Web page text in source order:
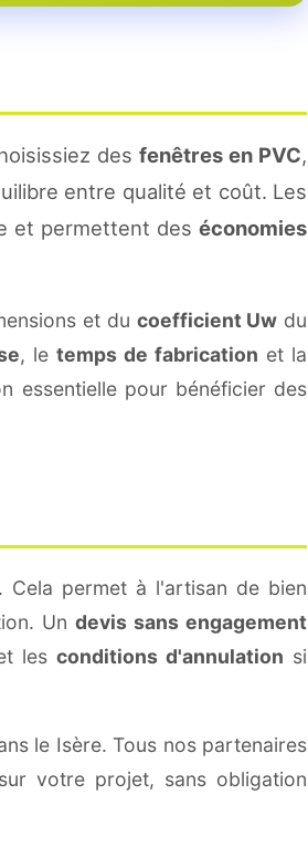
desfenêtres en PVC,
entre qualité et coût. Les
et permettent deséconomies
et du coefficient Uw du
, le temps de fabrication et la
essentielle pour bénéficier des
Cela permet à l'artisan de bien
Un devis sans engagement
les conditions d'annulation si
le Isère. Tous nos partenaires
votre projet, sans obligation